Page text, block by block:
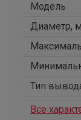
Модель
Диаметр,
Тип
Все